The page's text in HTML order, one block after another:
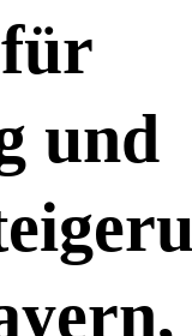
und